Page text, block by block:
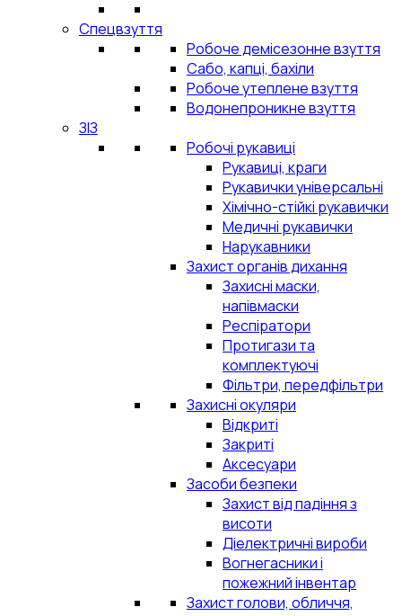
Спецвзуття
Робоче демісезонне взуття
Сабо, капці, бахіли
Робоче утеплене взуття
Водонепроникне взуття
ЗІЗ
Робочі рукавиці
Рукавиці, краги
Рукавички універсальні
Хімічно-стійкі рукавички
Медичні рукавички
Нарукавники
Захист органів дихання
Захисні маски,
напівмаски
Респіратори
Протигази та
комплектуючі
Фільтри, передфільтри
Захисні окуляри
Відкриті
Закриті
Аксесуари
Засоби безпеки
Захист від падіння з
висоти
Діелектричні вироби
Вогнегасники і
пожежний інвентар
Захист голови, обличчя,